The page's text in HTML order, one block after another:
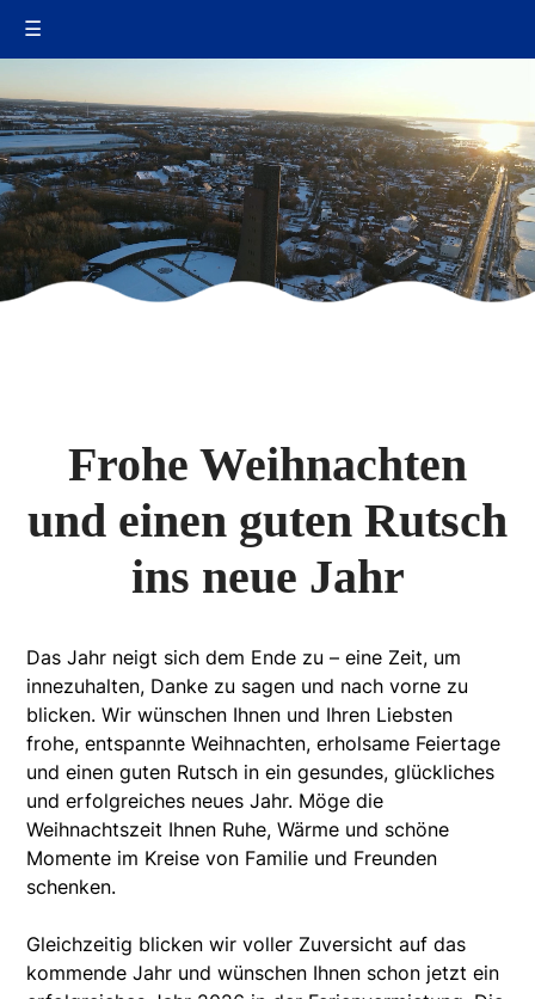
☰
Frohe Weihnachten
und einen guten Rutsch
ins neue Jahr
Das Jahr neigt sich dem Ende zu – eine Zeit, um
innezuhalten, Danke zu sagen und nach vorne zu
blicken. Wir wünschen Ihnen und Ihren Liebsten
frohe, entspannte Weihnachten, erholsame Feiertage
und einen guten Rutsch in ein gesundes, glückliches
und erfolgreiches neues Jahr. Möge die
Weihnachtszeit Ihnen Ruhe, Wärme und schöne
Momente im Kreise von Familie und Freunden
schenken.
Gleichzeitig blicken wir voller Zuversicht auf das
kommende Jahr und wünschen Ihnen schon jetzt ein